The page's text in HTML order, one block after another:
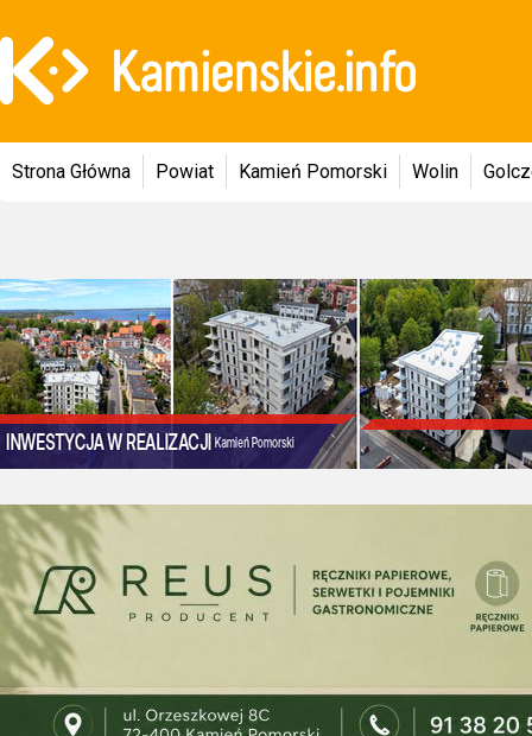
Strona Główna Powiat Kamień Pomorski Wolin